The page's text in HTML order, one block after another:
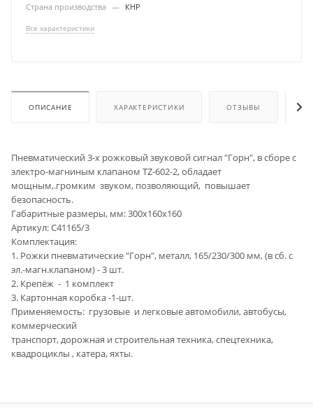
Страна производства — КНР
Все характеристики
ОПИСАНИЕ ХАРАКТЕРИСТИКИ ОТЗЫВЫ
Пневматический 3-х рожковый звуковой сигнал "Горн", в сборе с
электро-магниным клапаном TZ-602-2, обладает
мощным,.громким звуком, позволяющий, повышает
безопасность.
Габаритные размеры, мм: 300х160х160
Артикул: С41165/3
Комплектация:
1. Рожки пневматические "Горн", металл, 165/230/300 мм, (в сб. с
эл.-магн.клапаном) - 3 шт.
2. Крепёж - 1 комплект
3. Картонная коробка -1-шт.
Применяемость: грузовые и легковые автомобили, автобусы,
коммерческий
транспорт, дорожная и строительная техника, спецтехника,
квадроциклы , катера, яхты.